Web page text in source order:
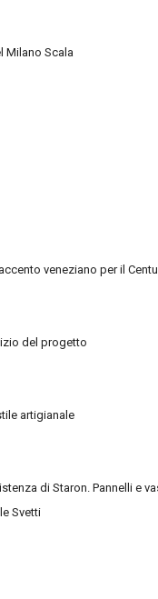
Milano Scala
veneziano per il
del progetto
artigianale
di Staron. Pannelli e
Svetti